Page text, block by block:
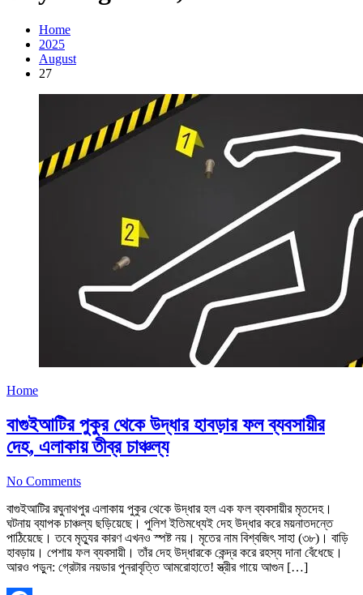
Home
2025
August
27
Home
বাগুইআটির পুকুর থেকে উদ্ধার হাবড়ার ফল ব্যবসায়ীর
দেহ, এলাকায় তীব্র চাঞ্চল্য
No Comments
বাগুইআটির রঘুনাথপুর এলাকায় পুকুর থেকে উদ্ধার হল এক ফল ব্যবসায়ীর মৃতদেহ।
ঘটনায় ব্যাপক চাঞ্চল্য ছড়িয়েছে। পুলিশ ইতিমধ্যেই দেহ উদ্ধার করে ময়নাতদন্তে
পাঠিয়েছে। তবে মৃত্যুর কারণ এখনও স্পষ্ট নয়। মৃতের নাম বিশ্বজিৎ সাহা (৩৮)। বাড়ি
হাবড়ায়। পেশায় ফল ব্যবসায়ী। তাঁর দেহ উদ্ধারকে কেন্দ্র করে রহস্য দানা বেঁধেছে।
আরও পড়ুন: গ্রেটার নয়ডার পুনরাবৃত্তি আমরোহাতে! স্ত্রীর গায়ে আগুন […]